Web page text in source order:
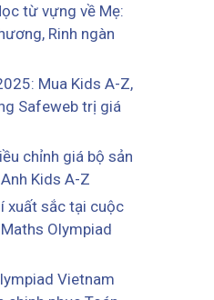
từ vựng về Mẹ:
Rinh ngàn
Mua Kids A-Z,
Safeweb trị giá
chỉnh giá bộ sản
Kids A-Z
xuất sắc tại cuộc
Olympiad
Vietnam